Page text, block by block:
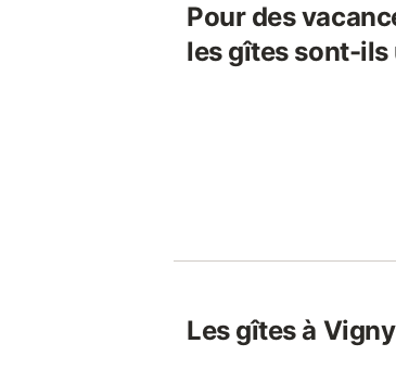
Pour des
les gîtes sont-ils
Les gîtes à